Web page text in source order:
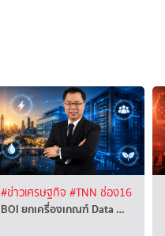
#ข่าวเศรษฐกิจ #TNN ช่อง16
BOI ยกเครื่องเกณฑ์ Data …